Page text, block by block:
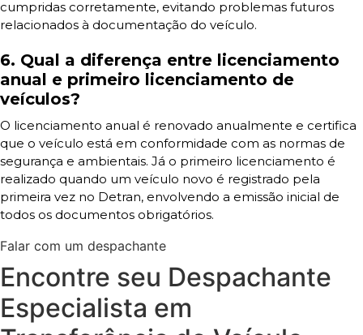
cumpridas corretamente, evitando problemas futuros
relacionados à documentação do veículo.
6. Qual a diferença entre licenciamento
anual e primeiro licenciamento de
veículos?
O licenciamento anual é renovado anualmente e certifica
que o veículo está em conformidade com as normas de
segurança e ambientais. Já o primeiro licenciamento é
realizado quando um veículo novo é registrado pela
primeira vez no Detran, envolvendo a emissão inicial de
todos os documentos obrigatórios.
Falar com um despachante
Encontre seu Despachante
Especialista em